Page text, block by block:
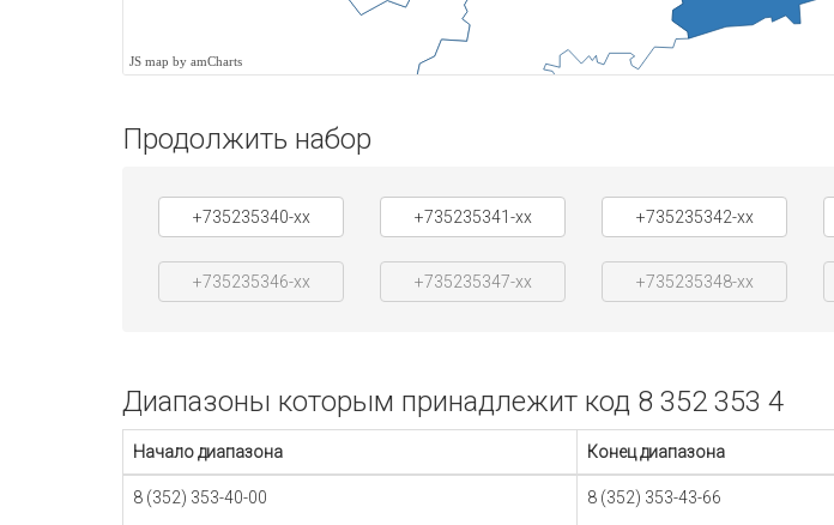
JS map by amCharts
Продолжить набор
+735235340-xx +735235341-xx +735235342-xx
+735235346-xx +735235347-xx +735235348-xx
Диапазоны которым принадлежит код 8 352 353 4
Начало диапазона Конец диапазона
8 (352) 353-40-00 8 (352) 353-43-66